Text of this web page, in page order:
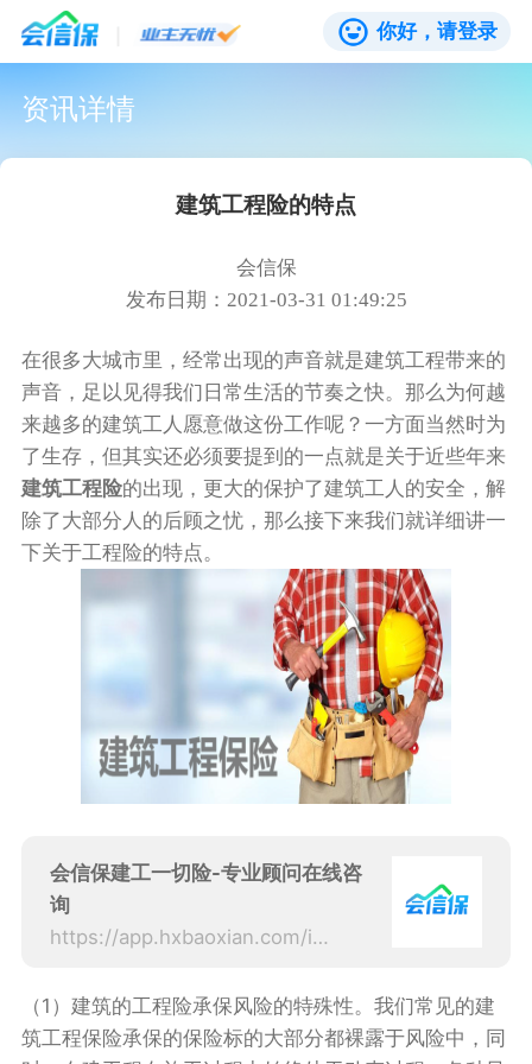
你好，请登录
资讯详情
建筑工程险的特点
会信保
发布日期：2021-03-31 01:49:25
在很多大城市里，经常出现的声音就是建筑工程带来的
声音，足以见得我们日常生活的节奏之快。那么为何越
来越多的建筑工人愿意做这份工作呢？一方面当然时为
了生存，但其实还必须要提到的一点就是关于近些年来
建筑工程险的出现，更大的保护了建筑工人的安全，解
除了大部分人的后顾之忧，那么接下来我们就详细讲一
下关于工程险的特点。
会信保建工一切险-专业顾问在线咨
询
https://app.hxbaoxian.com/insurance?p=1&l=20&t=5&c=0&sourceType=web
（1）建筑的工程险承保风险的特殊性。我们常见的建
筑工程保险承保的保险标的大部分都裸露于风险中，同